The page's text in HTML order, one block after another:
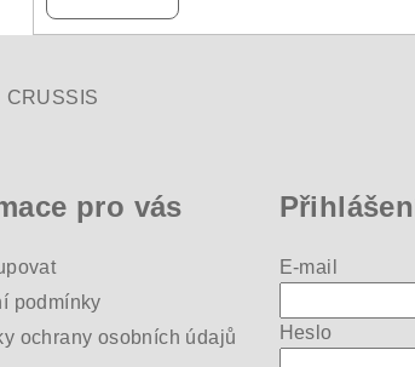
CRUSSIS
pro vás
podmínky
ochrany osobních údajů
E-mail
Heslo